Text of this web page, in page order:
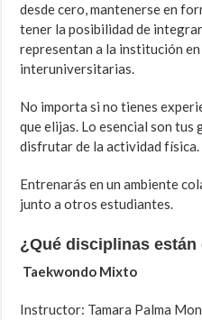
desde cero, mantenerse en
tener la posibilidad de
representan a la institución
interuniversitarias.
No importa si no tienes
que elijas. Lo esencial son tus
disfrutar de la actividad física.
Entrenarás en un ambiente
junto a otros estudiantes.
¿Qué disciplinas
Taekwondo Mixto
Instructor: Tamara Palma